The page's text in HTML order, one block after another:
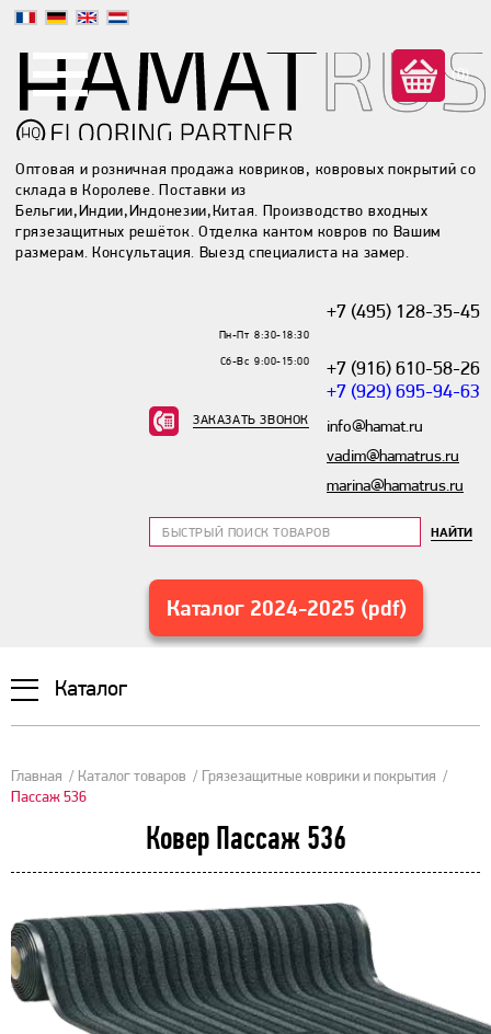
Оптовая и розничная продажа ковриков, ковровых покрытий со
склада в Королеве. Поставки из
Бельгии,Индии,Индонезии,Китая. Производство входных
грязезащитных решёток. Отделка кантом ковров по Вашим
размерам. Консультация. Выезд специалиста на замер.
(0)
+7 (495) 128-35-45
+7 (916) 610-58-26
+7 (929) 695-94-63
info@hamat.ru
vadim@hamatrus.ru
marina@hamatrus.ru
Пн-Пт 8:30-18:30
Сб-Вс 9:00-15:00
ЗАКАЗАТЬ ЗВОНОК
НАЙТИ
Каталог 2024-2025 (pdf)
Каталог
Главная Каталог товаров
Грязезащитные коврики и покрытия
Пассаж 536
Ковер Пассаж 536